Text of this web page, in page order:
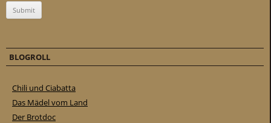
BLOGROLL
Chili und Ciabatta
Das Mädel vom Land
Der Brotdoc